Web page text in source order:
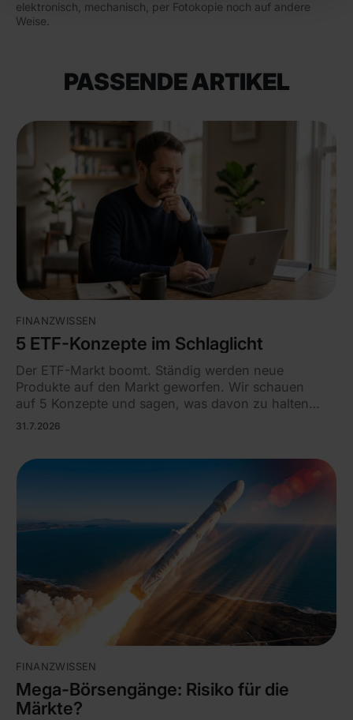
elektronisch, mechanisch, per Fotokopie noch auf andere
Weise.
PASSENDE ARTIKEL
FINANZWISSEN
5 ETF-Konzepte im Schlaglicht
Der ETF-Markt boomt. Ständig werden neue
Produkte auf den Markt geworfen. Wir schauen
auf 5 Konzepte und sagen, was davon zu halten
ist.
31.7.2026
FINANZWISSEN
Mega-Börsengänge: Risiko für die
Märkte?